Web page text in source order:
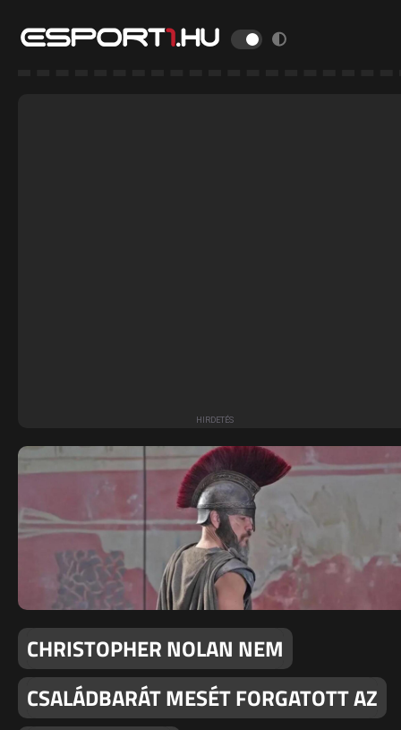
CHRISTOPHER NOLAN NEM
CSALÁDBARÁT MESÉT FORGATOTT AZ